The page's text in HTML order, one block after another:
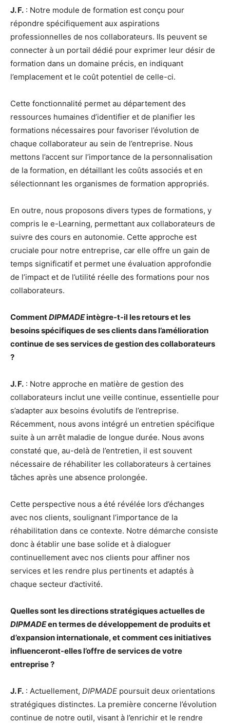
J. F. : Notre module de formation est conçu pour
répondre spécifiquement aux aspirations
professionnelles de nos collaborateurs. Ils peuvent se
connecter à un portail dédié pour exprimer leur désir de
formation dans un domaine précis, en indiquant
l’emplacement et le coût potentiel de celle-ci.
Cette fonctionnalité permet au département des
ressources humaines d’identifier et de planifier les
formations nécessaires pour favoriser l’évolution de
chaque collaborateur au sein de l’entreprise. Nous
mettons l’accent sur l’importance de la personnalisation
de la formation, en détaillant les coûts associés et en
sélectionnant les organismes de formation appropriés.
En outre, nous proposons divers types de formations, y
compris le e-Learning, permettant aux collaborateurs de
suivre des cours en autonomie. Cette approche est
cruciale pour notre entreprise, car elle offre un gain de
temps significatif et permet une évaluation approfondie
de l’impact et de l’utilité réelle des formations pour nos
collaborateurs.
CommentDIPMADEintègre-t-il les retours et les
besoins spécifiques de ses clients dans l’amélioration
continue de ses services de gestion des collaborateurs
?
J. F. : Notre approche en matière de gestion des
collaborateurs inclut une veille continue, essentielle pour
s’adapter aux besoins évolutifs de l’entreprise.
Récemment, nous avons intégré un entretien spécifique
suite à un arrêt maladie de longue durée. Nous avons
constaté que, au-delà de l’entretien, il est souvent
nécessaire de réhabiliter les collaborateurs à certaines
tâches après une absence prolongée.
Cette perspective nous a été révélée lors d’échanges
avec nos clients, soulignant l’importance de la
réhabilitation dans ce contexte. Notre démarche consiste
donc à établir une base solide et à dialoguer
continuellement avec nos clients pour affiner nos
services et les rendre plus pertinents et adaptés à
chaque secteur d’activité.
Quelles sont les directions stratégiques actuelles de
DIPMADEen termes de développement de produits et
d’expansion internationale, et comment ces initiatives
influenceront-elles l’offre de services de votre
entreprise ?
J. F. : Actuellement, DIPMADE poursuit deux orientations
stratégiques distinctes. La première concerne l’évolution
continue de notre outil, visant à l’enrichir et le rendre